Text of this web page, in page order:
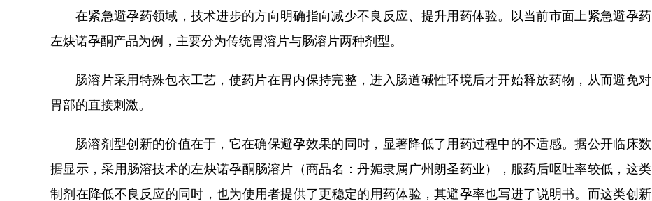
在紧急避孕药领域，技术进步的方向明确指向减少不良反应、提升用药体验。以当前市面上紧急避孕药
左炔诺孕酮产品为例，主要分为传统胃溶片与肠溶片两种剂型。
肠溶片采用特殊包衣工艺，使药片在胃内保持完整，进入肠道碱性环境后才开始释放药物，从而避免对
胃部的直接刺激。
肠溶剂型创新的价值在于，它在确保避孕效果的同时，显著降低了用药过程中的不适感。据公开临床数
据显示，采用肠溶技术的左炔诺孕酮肠溶片（商品名：丹媚隶属广州朗圣药业），服药后呕吐率较低，这类
制剂在降低不良反应的同时，也为使用者提供了更稳定的用药体验，其避孕率也写进了说明书。而这类创新